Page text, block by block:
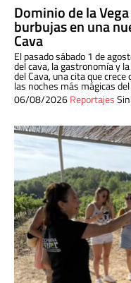
Dominio de la
burbujas en una
Cava
El pasado sábado 1 de
del cava, la gastronomía y
del Cava, una cita que
las noches más mágicas
06/08/2026Reportajes